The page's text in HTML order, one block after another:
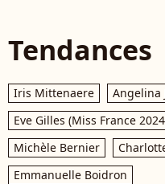
Tendances
Iris Mittenaere
Angelina
Eve Gilles (Miss France
Michèle Bernier
Emmanuelle Boidron